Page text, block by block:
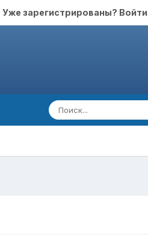
Уже зарегистрированы? Войти